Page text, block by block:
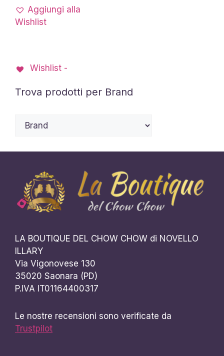
a
più
essere
nella
Aggiungi alla
Wishlist
Wishlist -
Trova prodotti per Brand
LA BOUTIQUE DEL CHOW CHOW di NOVELLO
ILLARY
Via Vigonovese 130
35020 Saonara (PD)
P.IVA IT01164400317
Le nostre recensioni sono verificate da
Trustpilot